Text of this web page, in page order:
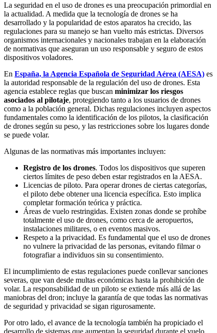
La seguridad en el uso de drones es una preocupación primordial en
la actualidad. A medida que la tecnología de drones se ha
desarrollado y la popularidad de estos aparatos ha crecido, las
regulaciones para su manejo se han vuelto más estrictas. Diversos
organismos internacionales y nacionales trabajan en la elaboración
de normativas que aseguran un uso responsable y seguro de estos
dispositivos voladores.
En España, la Agencia Española de Seguridad Aérea (AESA) es
la autoridad responsable de la regulación del uso de drones. Esta
agencia establece reglas que buscan minimizar los riesgos
asociados al pilotaje, protegiendo tanto a los usuarios de drones
como a la población general. Dichas regulaciones incluyen aspectos
fundamentales como la identificación de los pilotos, la clasificación
de drones según su peso, y las restricciones sobre los lugares donde
se puede volar.
Algunas de las normativas más importantes incluyen:
Registro de los drones. Todos los dispositivos que superen
ciertos límites de peso deben estar registrados en la AESA.
Licencias de piloto. Para operar drones de ciertas categorías,
el piloto debe obtener una licencia específica. Esto implica
completar formación teórica y práctica.
Áreas de vuelo restringidas. Existen zonas donde se prohíbe
totalmente el uso de drones, como cerca de aeropuertos,
instalaciones militares, o en eventos masivos.
Respeto a la privacidad. Es fundamental que el uso de drones
no vulnere la privacidad de las personas, evitando filmar o
fotografiar a individuos sin su consentimiento.
El incumplimiento de estas regulaciones puede conllevar sanciones
severas, que van desde multas económicas hasta la prohibición de
volar. La responsabilidad de un piloto se extiende más allá de las
maniobras del dron; incluye la garantía de que todas las normativas
de seguridad y privacidad se sigan rigurosamente.
Por otro lado, el avance de la tecnología también ha propiciado el
desarrollo de sistemas que aumentan la seguridad durante el vuelo.